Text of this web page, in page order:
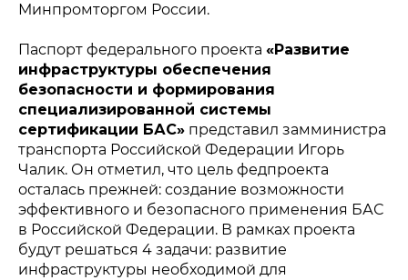
Минпромторгом России.
Паспорт федерального проекта «Развитие
инфраструктуры обеспечения
безопасности и формирования
специализированной системы
сертификации БАС» представил замминистра
транспорта Российской Федерации Игорь
Чалик. Он отметил, что цель федпроекта
осталась прежней: создание возможности
эффективного и безопасного применения БАС
в Российской Федерации. В рамках проекта
будут решаться 4 задачи: развитие
инфраструктуры необходимой для